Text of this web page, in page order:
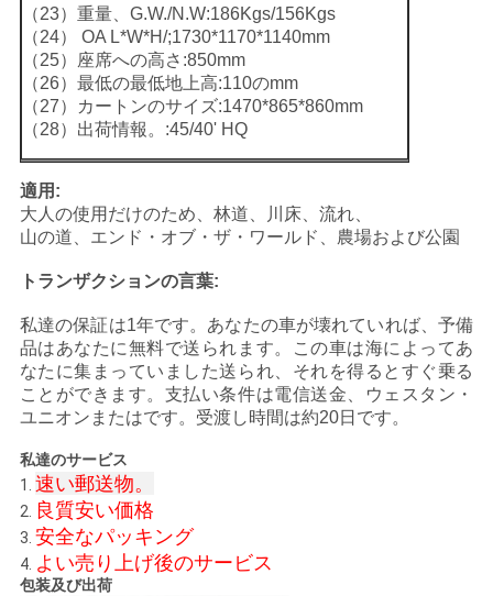
プ
ラ
シ
ー
ポ
リ
シ
ー
（23）重量、G.W./N.W:186Kgs/156Kgs
（24） OA L*W*H/;1730*1170*1140mm
（25）座席への高さ:850mm
（26）最低の最低地上高:110のmm
（27）カートンのサイズ:1470*865*860mm
（28）出荷情報。:45/40' HQ
適用:
大人の使用だけのため、林道、川床、流れ、
山の道、エンド・オブ・ザ・ワールド、農場および公園
トランザクションの言葉:
私達の保証は1年です。あなたの車が壊れていれば、予備
品はあなたに無料で送られます。この車は海によってあ
なたに集まっていました送られ、それを得るとすぐ乗る
ことができます。支払い条件は電信送金、ウェスタン・
ユニオンまたはです。受渡し時間は約20日です。
私達のサービス
1. 速い郵送物。
2. 良質安い価格
3. 安全なパッキング
4. よい売り上げ後のサービス
包装及び出荷